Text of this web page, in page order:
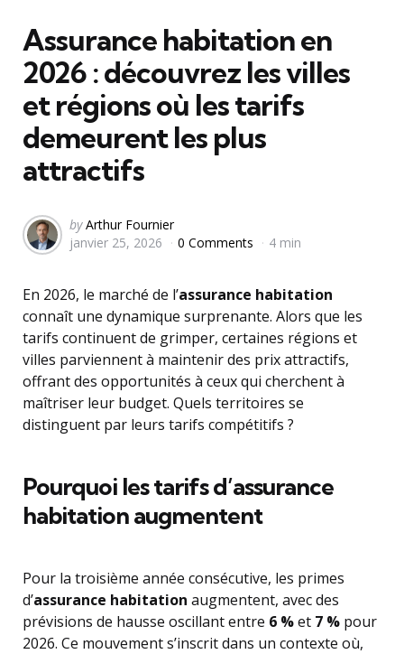
Assurance habitation en
2026 : découvrez les villes
et régions où les tarifs
demeurent les plus
attractifs
Posted
by
by Arthur Fournier
janvier 25, 2026
0 Comments 4 min
En 2026, le marché de l’assurance habitation
connaît une dynamique surprenante. Alors que les
tarifs continuent de grimper, certaines régions et
villes parviennent à maintenir des prix attractifs,
offrant des opportunités à ceux qui cherchent à
maîtriser leur budget. Quels territoires se
distinguent par leurs tarifs compétitifs ?
Pourquoi les tarifs d’assurance
habitation augmentent
Pour la troisième année consécutive, les primes
d’assurance habitation augmentent, avec des
prévisions de hausse oscillant entre 6 %et 7 % pour
2026. Ce mouvement s’inscrit dans un contexte où,